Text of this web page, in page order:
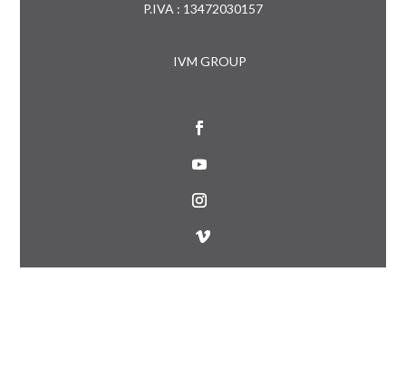
P.IVA : 13472030157
IVM GROUP